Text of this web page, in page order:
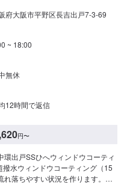
府大阪市平野区長吉出戸7-3-69
~ 18:00
無休
12時間で返信
円〜
出戸SSひへウィンドウコーティ
水ウィンドウコーティング（15
れ落ちやすい状況を作ります。◆